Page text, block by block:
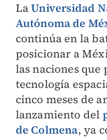
LaUniversidad
Autónoma de
continúa en la
posicionar a
las naciones que
tecnología
cinco meses de
lanzamiento del
de Colmena, ya